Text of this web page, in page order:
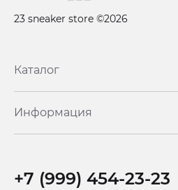
23 sneaker store ©2026
Каталог
Информация
+7 (999) 454-23-23